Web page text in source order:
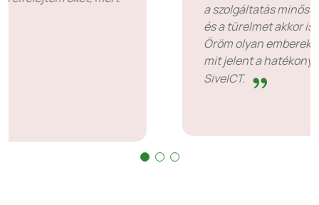
SiveHost általában egy lépéssel
előrébb jár, és többnyire idő előtt tudatában
van a problémáknak. Vannak olyan esetek,
amikor várnom kellett a válaszra, de ez nem
olyan, ami ellentmond. Jók abban, amit